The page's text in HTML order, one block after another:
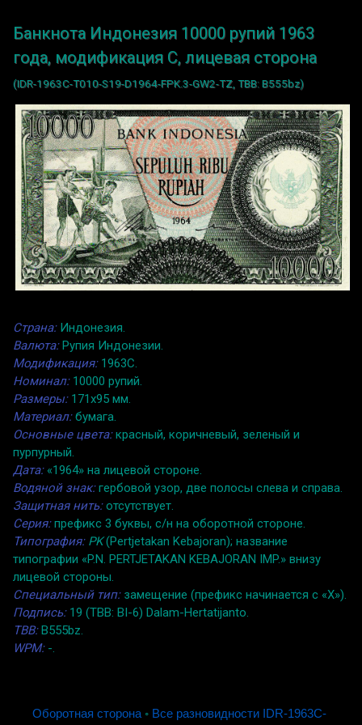
Банкнота Индонезия 10000 рупий 1963
года, модификация C, лицевая сторона
(IDR-1963C-T010-S19-D1964-FPK.3-GW2-TZ, TBB: B555bz)
Страна:Индонезия.
Валюта:Рупия Индонезии.
Модификация:1963C.
Номинал:10000 рупий.
Размеры:171x95 мм.
Материал:бумага.
Основные цвета:красный, коричневый, зеленый и
пурпурный.
Дата:«1964» на лицевой стороне.
Водяной знак:гербовой узор, две полосы слева и справа.
Защитная нить:отсутствует.
Серия:префикс 3 буквы, с/н на оборотной стороне.
Типография: PK(Pertjetakan Kebajoran); название
типографии «P.N. PERTJETAKAN KEBAJORAN IMP.» внизу
лицевой стороны.
Специальный тип:замещение (префикс начинается с «X»).
Подпись:19 (TBB: BI-6) Dalam-Hertatijanto.
TBB:B555bz.
WPM:-.
Оборотная сторона◦ Все разновидности IDR-1963C-